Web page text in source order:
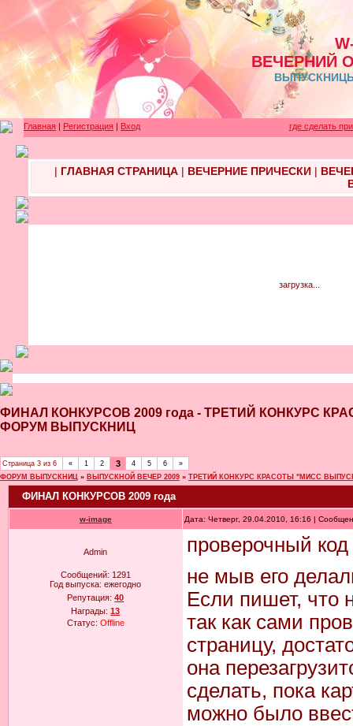
ВЕЧЕРНИЙ
Главная | Регистрация | Вход где сделать
| ГЛАВНАЯ СТРАНИЦА| ВЕЧЕРНИЕ ПРИЧЕСКИ|
загрузка...
ФИНАЛ КОНКУРСОВ 2009 года - ТРЕТИЙ КОНКУРС
ФОРУМ ВЫПУСКНИЦ
Страница 3 из 6 « 1 2 3 4 5 6
»
ФОРУМ ВЫПУСКНИЦ » ВЫПУСКНОЙ ВЕЧЕР 2009 » ТРЕТИЙ КОНКУРС КРАСОТЫ "МИСС
ФИНАЛ КОНКУРСОВ 2009 года
w-image Дата: Четверг, 29.04.2010, 16:16 |
Admin
Сообщений: 1291
Год выпуска:ежегодно
Репутация:40
Награды:13
Статус: Offline
проверочный код
не мыв его
Если пишет, что
так как сами
страницу,
она
сделать, пока
можно было